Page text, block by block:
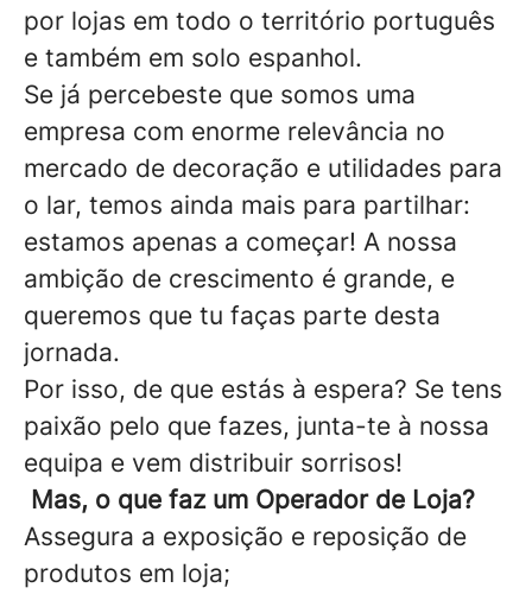
por lojas em todo o território português
e também em solo espanhol.
Se já percebeste que somos uma
empresa com enorme relevância no
mercado de decoração e utilidades para
o lar, temos ainda mais para partilhar:
estamos apenas a começar! A nossa
ambição de crescimento é grande, e
queremos que tu faças parte desta
jornada.
Por isso, de que estás à espera? Se tens
paixão pelo que fazes, junta-te à nossa
equipa e vem distribuir sorrisos!
Mas, o que faz um Operador de Loja?
Assegura a exposição e reposição de
produtos em loja;